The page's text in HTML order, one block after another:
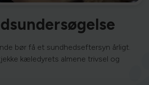
bør få et sundhedseftersyn årligt.
kæledyrets almene trivsel og